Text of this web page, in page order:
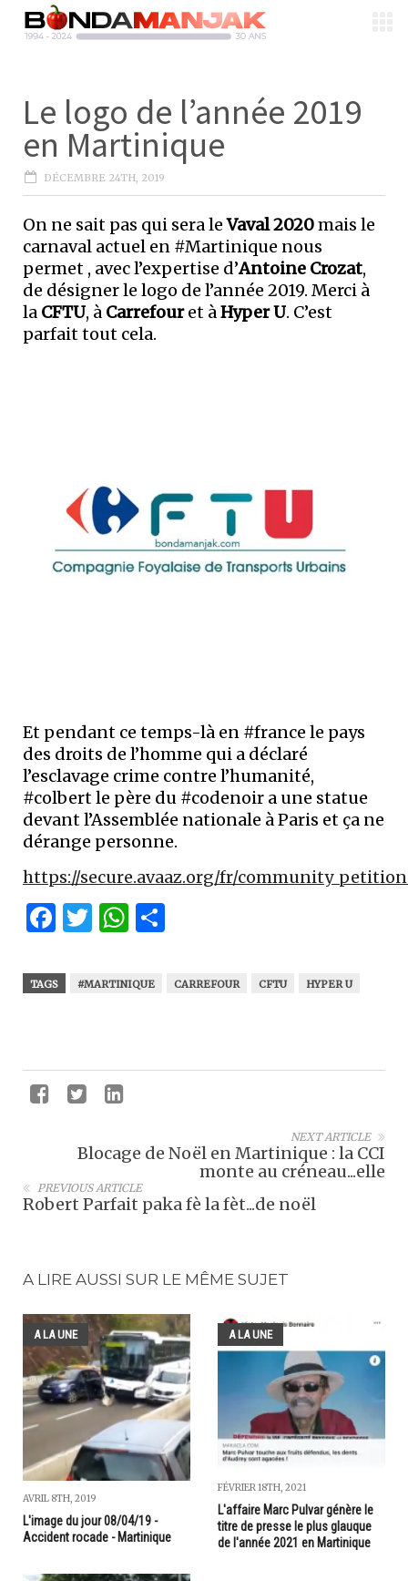
Le logo de l’année 2019
en Martinique
DÉCEMBRE 24TH, 2019
On ne sait pas qui sera leVaval 2020mais le
carnaval actuel en #Martinique nous
permet , avec l’expertise d’Antoine Crozat,
de désigner le logo de l’année 2019. Merci à
la CFTU, à Carrefouret àHyper U. C’est
parfait tout cela.
Et pendant ce temps-là en #france le pays
des droits de l’homme qui a déclaré
l’esclavage crime contre l’humanité,
#colbert le père du #codenoir a une statue
devant l’Assemblée nationale à Paris et ça ne
dérange personne.
https://secure.avaaz.org/fr/community_petitions/
Facebook
Twitter
WhatsApp
TAGS #MARTINIQUE CARREFOUR CFTU HYPER U
NEXT ARTICLE
Blocage de Noël en Martinique : la CCI
monte au créneau...elle
PREVIOUS ARTICLE
Robert Parfait paka fè la fèt...de noël
A LIRE AUSSI SUR LE MÊME SUJET
A LA UNE
AVRIL 8TH, 2019
L'image du jour 08/04/19 -
Accident rocade - Martinique
A LA UNE
FÉVRIER 18TH, 2021
L'affaire Marc Pulvar génère le
titre de presse le plus glauque
de l'année 2021 en Martinique